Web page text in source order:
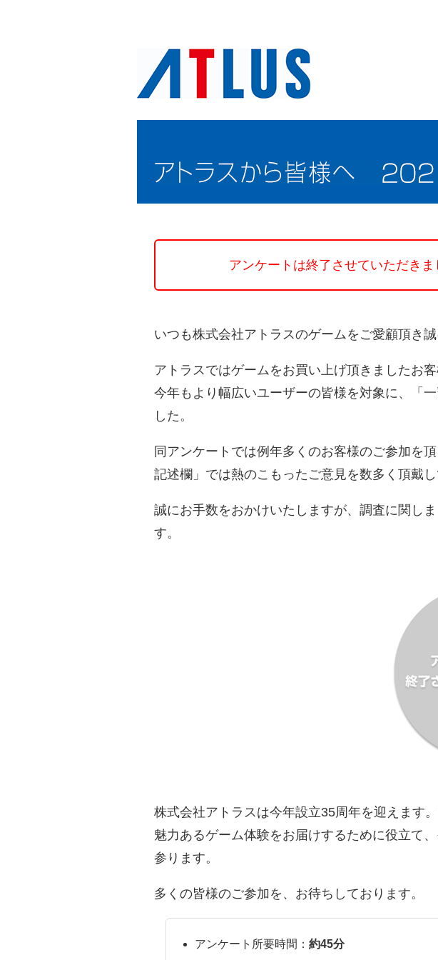
アンケートは終了させていただきま
いつも株式会社アトラスのゲームをご愛顧頂き
アトラスではゲームをお買い上げ頂きましたお
今年もより幅広いユーザーの皆様を対象に、「
した。
同アンケートでは例年多くのお客様のご参加を
記述欄」では熱のこもったご意見を数多く頂戴
誠にお手数をおかけいたしますが、調査に関し
す。
株式会社アトラスは今年設立35周年を迎えます
魅力あるゲーム体験をお届けするために役立て
参ります。
多くの皆様のご参加を、お待ちしております。
アンケート所要時間： 約45分